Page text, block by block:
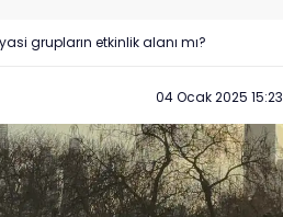
grupların etkinlik alanı mı?
04 Ocak 2025 15:23